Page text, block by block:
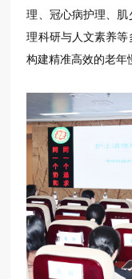
理、冠心病护理、
理科研与人文素养
构建精准高效的老年